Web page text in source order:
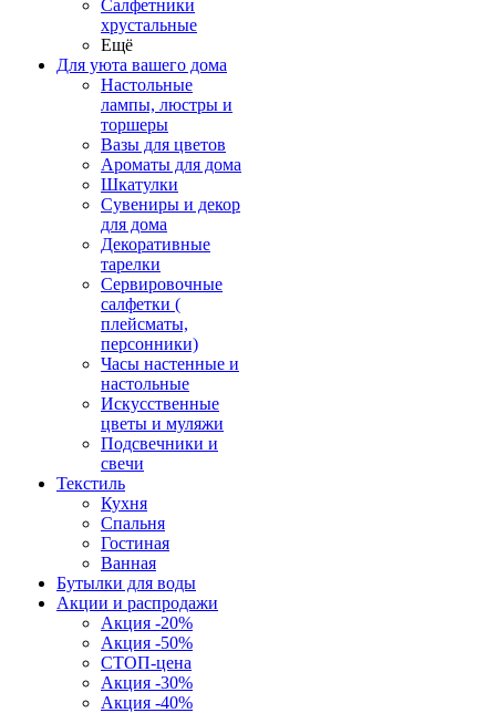
Салфетники
хрустальные
Ещё
Для уюта вашего дома
Настольные
лампы, люстры и
торшеры
Вазы для цветов
Ароматы для дома
Шкатулки
Сувениры и декор
для дома
Декоративные
тарелки
Сервировочные
салфетки (
плейсматы,
персонники)
Часы настенные и
настольные
Искусственные
цветы и муляжи
Подсвечники и
свечи
Текстиль
Кухня
Спальня
Гостиная
Ванная
Бутылки для воды
Акции и распродажи
Акция -20%
Акция -50%
СТОП-цена
Акция -30%
Акция -40%